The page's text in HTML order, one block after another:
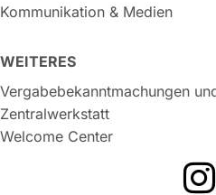
Kommunikation & Medien
WEITERES
Vergabebekanntmachungen
Zentralwerkstatt
Welcome Center